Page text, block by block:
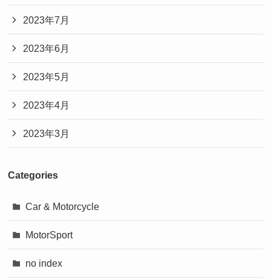
2023年7月
2023年6月
2023年5月
2023年4月
2023年3月
Categories
Car & Motorcycle
MotorSport
no index